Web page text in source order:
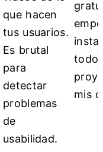
que hacen
tus usuarios.
Es brutal
para
detectar
problemas
de
usabilidad.
mis